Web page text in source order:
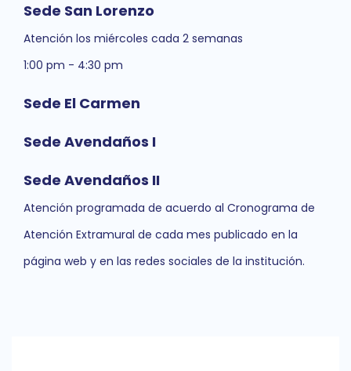
Sede San Lorenzo
Atención los miércoles cada 2 semanas
1:00 pm - 4:30 pm
Sede El Carmen
Sede Avendaños I
Sede Avendaños II
Atención programada de acuerdo al Cronograma de
Atención Extramural de cada mes publicado en la
página web y en las redes sociales de la institución.